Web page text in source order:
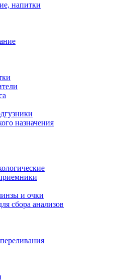
напитки
назначения
и очки
сбора анализов